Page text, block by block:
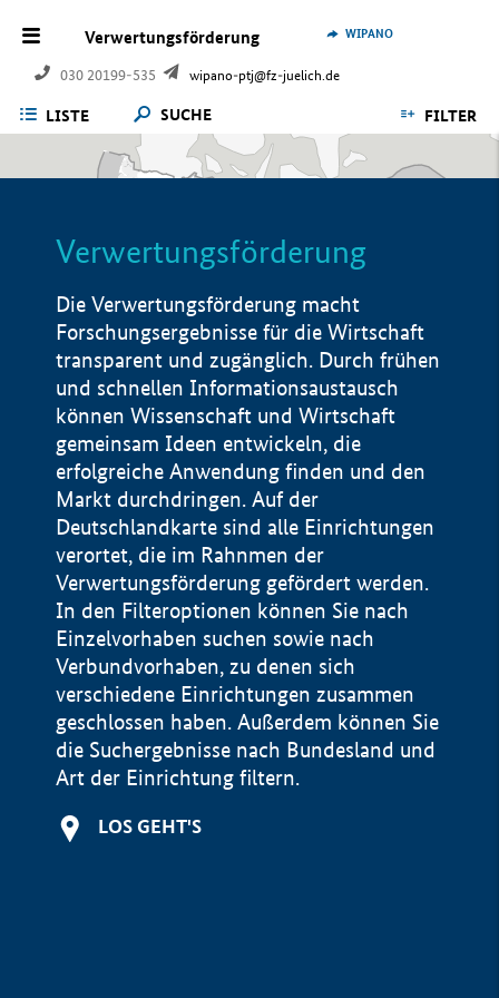
Verwertungsförderung
030 20199-535 wipano-ptj@fz-juelich.de
WIPANO
LISTE SUCHE FILTER
Verwertungsförderung
Die Verwertungsförderung macht
Forschungsergebnisse für die Wirtschaft
transparent und zugänglich. Durch frühen
und schnellen Informationsaustausch
können Wissenschaft und Wirtschaft
gemeinsam Ideen entwickeln, die
erfolgreiche Anwendung finden und den
Markt durchdringen. Auf der
Deutschlandkarte sind alle Einrichtungen
verortet, die im Rahnmen der
Verwertungsförderung gefördert werden.
In den Filteroptionen können Sie nach
Einzelvorhaben suchen sowie nach
Verbundvorhaben, zu denen sich
verschiedene Einrichtungen zusammen
geschlossen haben. Außerdem können Sie
die Suchergebnisse nach Bundesland und
Art der Einrichtung filtern.
LOS GEHT'S